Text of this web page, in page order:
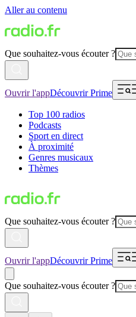
Aller au contenu
Que souhaitez-vous écouter ?
Ouvrir l'appDécouvrir Prime
Top 100 radios
Podcasts
Sport en direct
À proximité
Genres musicaux
Thèmes
Que souhaitez-vous écouter ?
Ouvrir l'appDécouvrir Prime
Que souhaitez-vous écouter ?